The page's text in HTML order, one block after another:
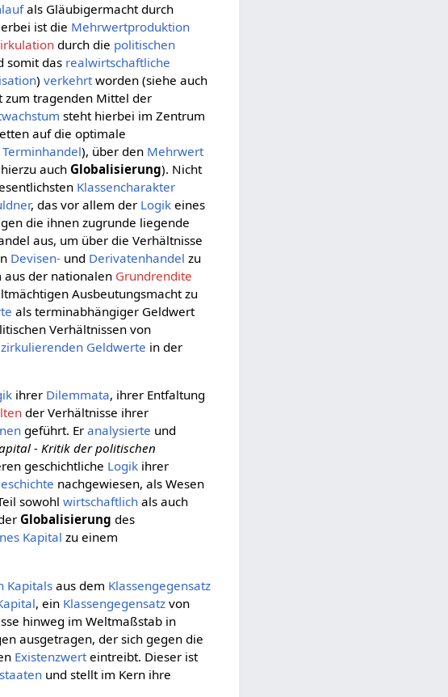
als Gläubigermacht durch
ist die Mehrwertproduktion
durch die politischen
somit das realwirtschaftliche
)verkehrtworden (siehe auch
zum tragenden Mittel der
steht hierbei im Zentrum
auf die optimale
Terminhandel), über den Mehrwert
auchGlobalisierung). Nicht
Klassencharakter
, das vor allem der Logik eines
die ihnen zugrunde liegende
aus, um über die Verhältnisse
Devisen- und Derivatenhandel zu
der nationalen Grundrendite
Ausbeutungsmacht zu
als terminabhängiger Geldwert
Verhältnissen von
zirkulierenden Geldwerte in der
ihrer Dilemmata, ihrer Entfaltung
der Verhältnisse ihrer
geführt. Eranalysierte und
- Kritik der politischen
geschichtliche Logik ihrer
nachgewiesen, als Wesen
sowohlwirtschaftlich als auch
Globalisierung des
Kapital zu einem
Kapitals aus dem Klassengegensatz
, ein Klassengegensatz von
hinweg im Weltmaßstab in
ausgetragen, der sich gegen die
Existenzwert eintreibt. Dieser ist
und stellt im Kern ihre